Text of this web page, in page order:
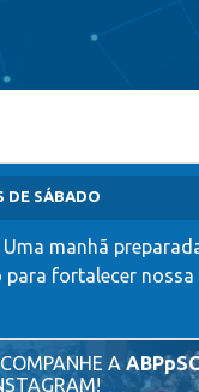
DE SÁBADO
manhã
para fortalecer nossa
A